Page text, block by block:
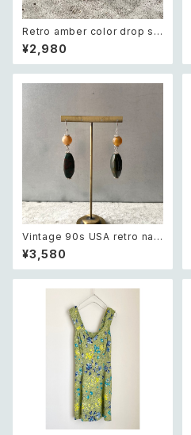
Retro amber color drop st
one hand made ring レトロ
アクセサリー 琥珀色 ドロップ ス
トーン ハンドメイド リング 指輪
¥2,980
Vintage 90s USA retro nat
ural stone agate×green ja
sper swing design pierce
レトロ アメリカ ヴィンテージ ア
リーンジャスパー スウィング デ
ザイン ピアス/イヤリング
¥3,580